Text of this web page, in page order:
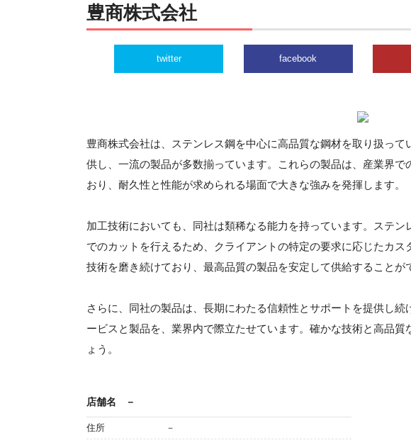
豊商株式会社
twitter facebook
豊商株式会社は、ステンレス鋼を中心に高品質な鋼材を取り扱っ
供し、一流の製品が多数揃っています。これらの製品は、産業界
おり、耐久性と性能が求められる場面で大きな強みを発揮します。
加工技術においても、同社は類稀なる能力を持っています。ステ
でのカットを行えるため、クライアントの特定の要求に応じたカ
技術を磨き続けており、最高品質の製品を安定して供給することが
さらに、同社の製品は、長期にわたる信頼性とサポートを提供し
ービスと製品を、業界内で際立たせています。確かな技術と高品
ょう。
店舗名 －
住所 －